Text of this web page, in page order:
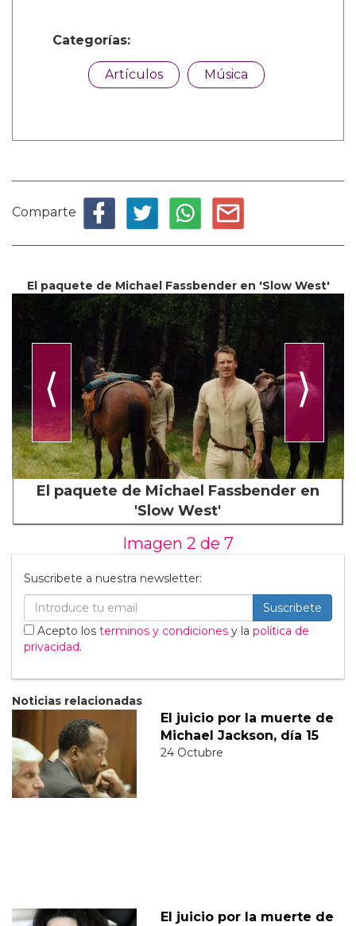
Categorías:
Artículos Música
Comparte
El paquete de Michael Fassbender en 'Slow West'
⟨ ⟩
El paquete de Michael Fassbender en
'Slow West'
Imagen 2 de 7
Suscribete a nuestra newsletter:
Suscribete
Acepto los terminos y condiciones y la política de
privacidad.
Noticias relacionadas
El juicio por la muerte de
Michael Jackson, día 15
24 Octubre
El juicio por la muerte de